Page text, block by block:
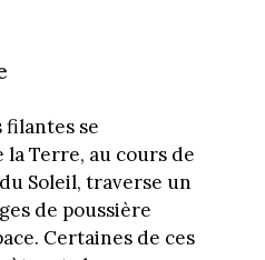
filantes se
Terre, au cours de
Soleil, traverse un
de poussière
Certaines de ces